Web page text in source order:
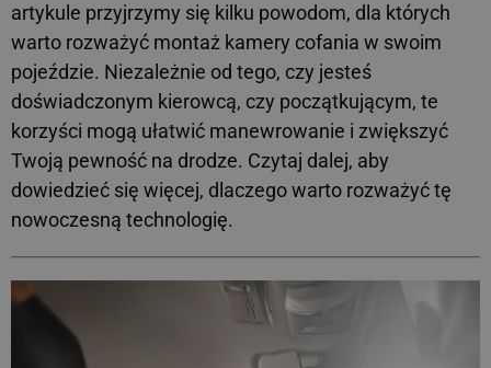
artykule przyjrzymy się kilku powodom, dla których
warto rozważyć montaż kamery cofania w swoim
pojeździe. Niezależnie od tego, czy jesteś
doświadczonym kierowcą, czy początkującym, te
korzyści mogą ułatwić manewrowanie i zwiększyć
Twoją pewność na drodze. Czytaj dalej, aby
dowiedzieć się więcej, dlaczego warto rozważyć tę
nowoczesną technologię.